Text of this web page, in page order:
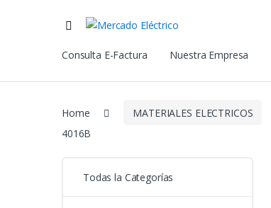
Consulta E-Factura
Nuestra Empresa
Home MATERIALES ELECTRICOS
4016B
Todas la Categorías